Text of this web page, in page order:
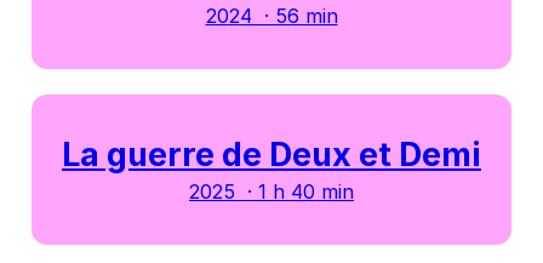
2024 · 56 min
La guerre de Deux et Demi
2025 · 1 h 40 min